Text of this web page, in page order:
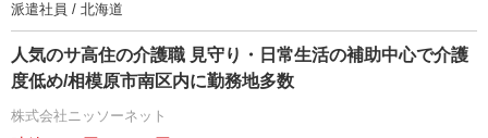
派遣社員 / 北海道
人気のサ高住の介護職 見守り・日常生活の補助中心で介護
度低め/相模原市南区内に勤務地多数
株式会社ニッソーネット